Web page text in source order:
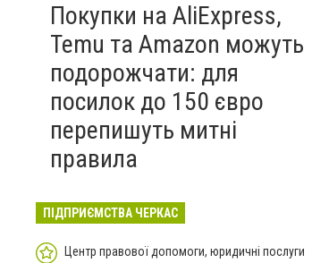
Покупки на AliExpress,
Temu та Amazon можуть
подорожчати: для
посилок до 150 євро
перепишуть митні
правила
ПІДПРИЄМСТВА ЧЕРКАС
Центр правової допомоги, юридичні послуги